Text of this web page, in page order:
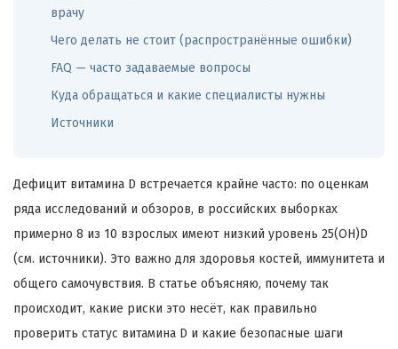
врачу
Чего делать не стоит (распространённые ошибки)
FAQ — часто задаваемые вопросы
Куда обращаться и какие специалисты нужны
Источники
Дефицит витамина D встречается крайне часто: по оценкам
ряда исследований и обзоров, в российских выборках
примерно 8 из 10 взрослых имеют низкий уровень 25(OH)D
(см. источники). Это важно для здоровья костей, иммунитета и
общего самочувствия. В статье объясняю, почему так
происходит, какие риски это несёт, как правильно
проверить статус витамина D и какие безопасные шаги